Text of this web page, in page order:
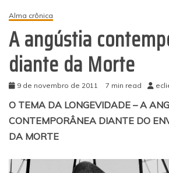
Alma crônica
A angústia
diante da Morte
9 de novembro de 2011 7 min read
O TEMA DA LONGEVIDADE – A
CONTEMPORÂNEA DIANTE DO
DA MORTE